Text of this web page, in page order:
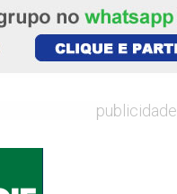
publicidade